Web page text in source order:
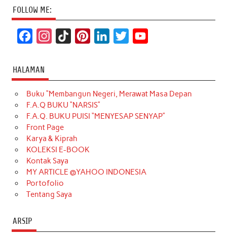
FOLLOW ME:
c
e
b
o
o
k
t
a
g
r
a
m
T
o
k
t
e
r
k
e
d
t
t
e
T
u
b
HALAMAN
Buku “Membangun Negeri, Merawat Masa Depan
F.A.Q BUKU “NARSIS”
F.A.Q. BUKU PUISI “MENYESAP SENYAP”
Front Page
Karya & Kiprah
KOLEKSI E-BOOK
Kontak Saya
MY ARTICLE @YAHOO INDONESIA
Portofolio
Tentang Saya
ARSIP